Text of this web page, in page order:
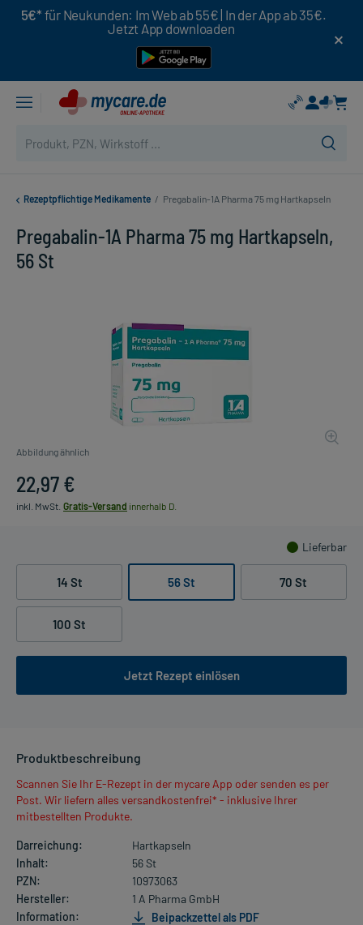
5€* für Neukunden: Im Web ab 55€ | In der App ab 35€.
Jetzt App downloaden
Rezeptpflichtige Medikamente / Pregabalin-1A Pharma 75 mg Hartkapseln
Pregabalin-1A Pharma 75 mg Hartkapseln,
56 St
Abbildung ähnlich
22,97 €
inkl. MwSt. Gratis-Versand innerhalb D.
Lieferbar
14 St 56 St 70 St
100 St
Jetzt Rezept einlösen
Produktbeschreibung
Scannen Sie Ihr E-Rezept in der mycare App oder senden es per
Post. Wir liefern alles versandkostenfrei* - inklusive Ihrer
mitbestellten Produkte.
Darreichung:
Hartkapseln
Inhalt:
56 St
PZN:
10973063
Hersteller:
1 A Pharma GmbH
Information:
Beipackzettel als PDF